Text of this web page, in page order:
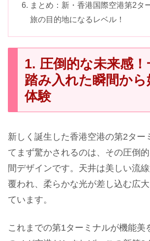
まとめ：新・香港国際空港第2タ
旅の目的地になるレベル！
1. 圧倒的な未来感！
踏み入れた瞬間か
体験
新しく誕生した香港空港の第2ター
てまず驚かされるのは、その圧倒
間デザインです。天井は美しい流
覆われ、柔らかな光が差し込む広
ています。
これまでの第1ターミナルが機能美